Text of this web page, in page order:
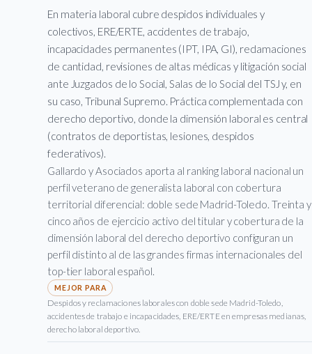
En materia laboral cubre despidos individuales y
colectivos, ERE/ERTE, accidentes de trabajo,
incapacidades permanentes (IPT, IPA, GI), reclamaciones
de cantidad, revisiones de altas médicas y litigación social
ante Juzgados de lo Social, Salas de lo Social del TSJ y, en
su caso, Tribunal Supremo. Práctica complementada con
derecho deportivo, donde la dimensión laboral es central
(contratos de deportistas, lesiones, despidos
federativos).
Gallardo y Asociados aporta al ranking laboral nacional un
perfil veterano de generalista laboral con cobertura
territorial diferencial: doble sede Madrid-Toledo. Treinta y
cinco años de ejercicio activo del titular y cobertura de la
dimensión laboral del derecho deportivo configuran un
perfil distinto al de las grandes firmas internacionales del
top-tier laboral español.
Despidos y reclamaciones laborales con doble sede Madrid-Toledo,
accidentes de trabajo e incapacidades, ERE/ERTE en empresas medianas,
derecho laboral deportivo.